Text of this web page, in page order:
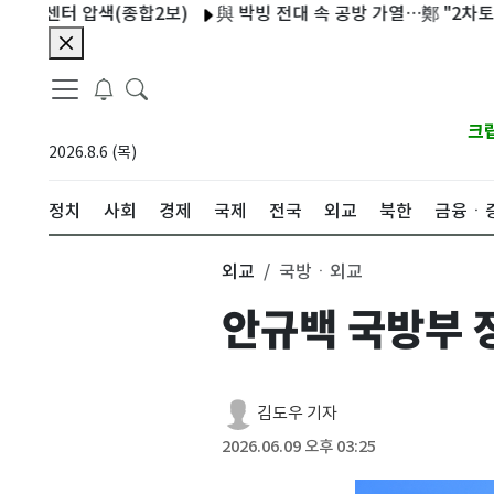
터 압색(종합2보) 與 박빙 전대 속 공방 가열…鄭 "2차토론으
2026.8.6 (목)
크
정치 사회 경제 국제 전국 외교 북한 금융ㆍ
외교 국방ㆍ외교
안규백 국방부
김도우 기자
2026.06.09 오후 03:25